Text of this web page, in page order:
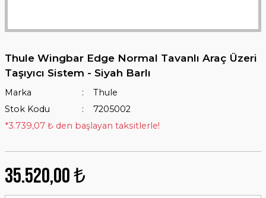
Thule Wingbar Edge Normal Tavanlı Araç Üzeri
Taşıyıcı Sistem - Siyah Barlı
Marka
Thule
Stok Kodu
7205002
*3.739,07 ₺ den başlayan taksitlerle!
35.520,00 ₺